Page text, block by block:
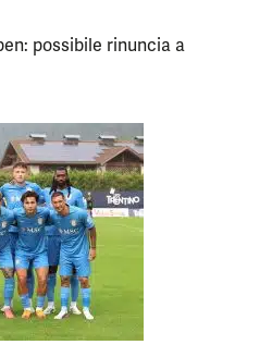
possibile rinuncia a